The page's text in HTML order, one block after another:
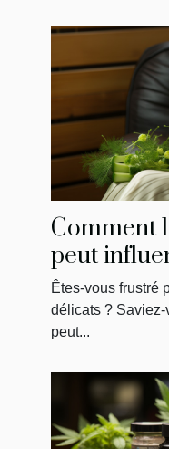
Comment
peut
vos ongles
Êtes-vous frustré
délicats ?
peut...